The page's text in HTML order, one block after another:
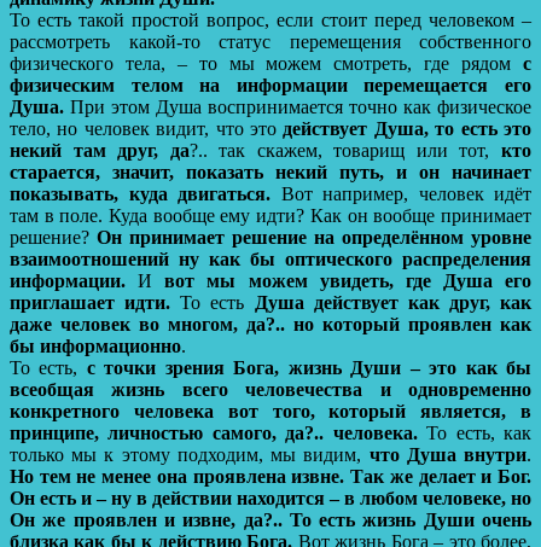
То есть такой простой вопрос, если стоит перед человеком –
рассмотреть какой-то статус перемещения собственного
физического тела, – то мы можем смотреть, где рядом с
физическим телом на информации перемещается его
Душа. При этом Душа воспринимается точно как физическое
тело, но человек видит, что это действует Душа, то есть это
некий там друг, да?.. так скажем, товарищ или тот,кто
старается, значит, показать некий путь, и он начинает
показывать, куда двигаться. Вот например, человек идёт
там в поле. Куда вообще ему идти? Как он вообще принимает
решение? Он принимает решение на определённом уровне
взаимоотношений ну как бы оптического распределения
информации. Ивот мы можем увидеть, где Душа его
приглашает идти. То есть
Душа действует как друг, как
даже человек во многом, да?.. но который проявлен как
бы информационно.
То есть, с точки зрения Бога, жизнь Души – это как бы
всеобщая жизнь всего человечества и одновременно
конкретного человека вот того, который является, в
принципе, личностью самого, да?.. человека.То есть, как
только мы к этому подходим, мы видим, что Душа внутри.
Но тем не менее она проявлена извне. Так же делает и Бог.
Он есть и – ну в действии находится – в любом человеке, но
Он же проявлен и извне, да?.. То есть жизнь Души очень
близка как бы к действию Бога. Вот жизнь Бога – это более,